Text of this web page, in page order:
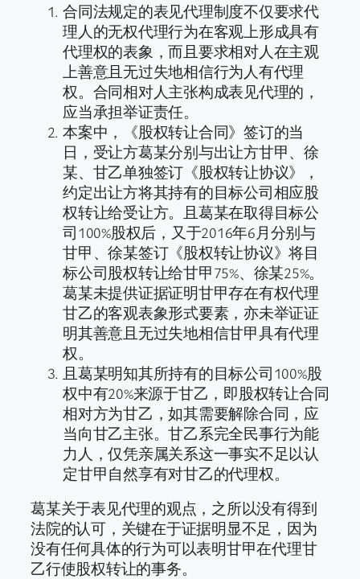
合同法规定的表见代理制度不仅要求代
理人的无权代理行为在客观上形成具有
代理权的表象，而且要求相对人在主观
上善意且无过失地相信行为人有代理
权。合同相对人主张构成表见代理的，
应当承担举证责任。
本案中，《股权转让合同》签订的当
日，受让方葛某分别与出让方甘甲、徐
某、甘乙单独签订《股权转让协议》，
约定出让方将其持有的目标公司相应股
权转让给受让方。且葛某在取得目标公
司100%股权后，又于2016年6月分别与
甘甲、徐某签订《股权转让协议》将目
标公司股权转让给甘甲75%、徐某25%。
葛某未提供证据证明甘甲存在有权代理
甘乙的客观表象形式要素，亦未举证证
明其善意且无过失地相信甘甲具有代理
权。
且葛某明知其所持有的目标公司100%股
权中有20%来源于甘乙，即股权转让合同
相对方为甘乙，如其需要解除合同，应
当向甘乙主张。甘乙系完全民事行为能
力人，仅凭亲属关系这一事实不足以认
定甘甲自然享有对甘乙的代理权。
葛某关于表见代理的观点，之所以没有得到
法院的认可，关键在于证据明显不足，因为
没有任何具体的行为可以表明甘甲在代理甘
乙行使股权转让的事务。